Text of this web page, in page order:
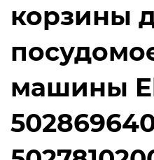
корзины
машины